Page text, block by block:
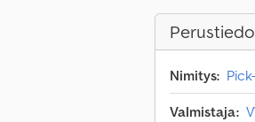
Nimitys:
Valmistaja: